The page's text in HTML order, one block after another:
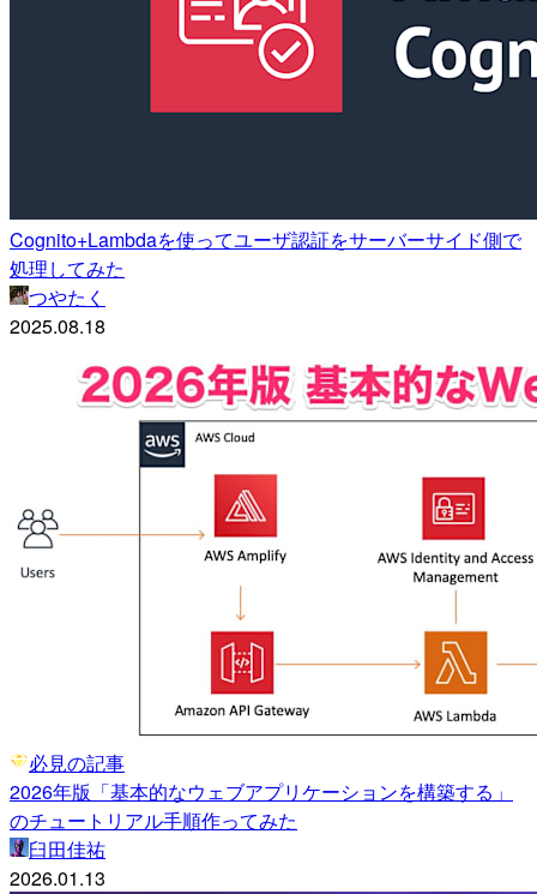
Cognito+Lambdaを使ってユーザ認証をサーバーサイド側で
処理してみた
つやたく
2025.08.18
必見の記事
2026年版「基本的なウェブアプリケーションを構築する」
のチュートリアル手順作ってみた
臼田佳祐
2026.01.13